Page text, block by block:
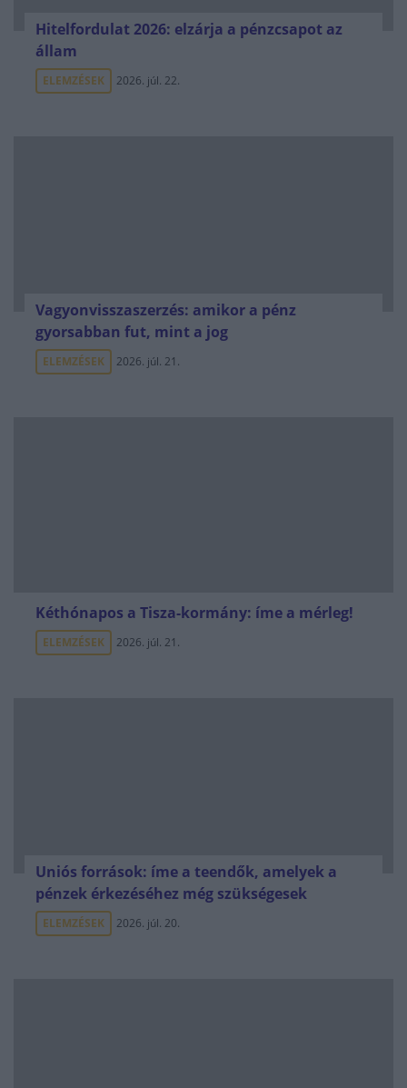
Hitelfordulat 2026: elzárja a pénzcsapot az
állam
ELEMZÉSEK 2026. júl. 22.
Vagyonvisszaszerzés: amikor a pénz
gyorsabban fut, mint a jog
ELEMZÉSEK 2026. júl. 21.
Kéthónapos a Tisza-kormány: íme a mérleg!
ELEMZÉSEK 2026. júl. 21.
Uniós források: íme a teendők, amelyek a
pénzek érkezéséhez még szükségesek
ELEMZÉSEK 2026. júl. 20.